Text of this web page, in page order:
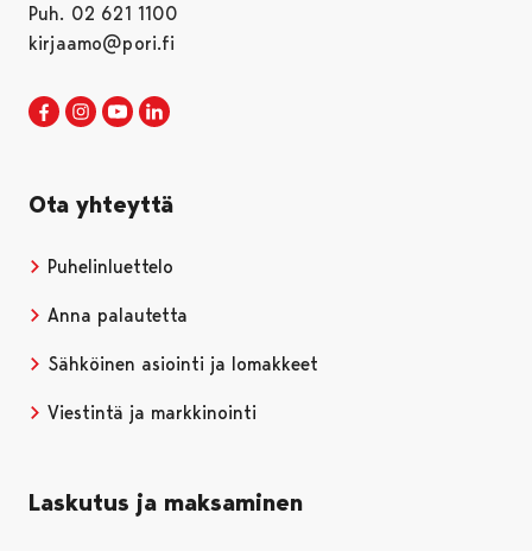
Puh. 02 621 1100
kirjaamo@pori.fi
Porin kaupunki Facebookissa
Avautuu uudessa välilehdessä
Porin kaupunki Instagramissa
Avautuu uudessa välilehdessä
Porin kaupunki Youtubessa
Avautuu uudessa välilehdessä
Ota yhteyttä
Puhelinluettelo
Anna palautetta
Sähköinen asiointi ja lomakkeet
Viestintä ja markkinointi
Laskutus ja maksaminen